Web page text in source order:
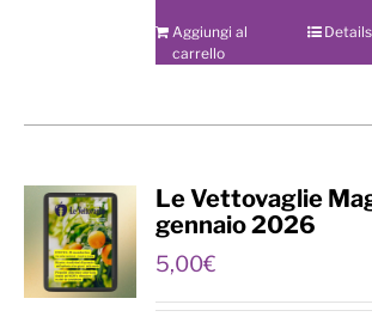
Aggiungi al
carrello
Details
Le Vettovaglie
gennaio 2026
5,00€